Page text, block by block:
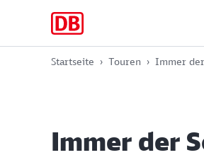
Startseite Touren Immer
Immer der